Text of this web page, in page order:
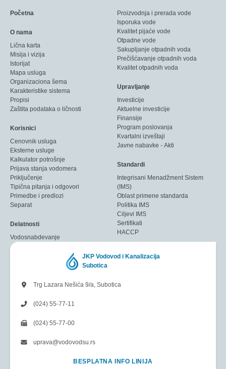
Početna
O nama
Lična karta
Misija i vizija
Istorijat
Mapa usluga
Organizaciona šema
Karakteristike sistema
Propisi
Zaštita podataka o ličnosti
Korisnici
Cenovnik usluga
Eksterne usluge
Kalkulator potrošnje
Prijava stanja vodomera
Priključenje
Tipična pitanja i odgovori
Primedbe i predlozi
Separat
Delatnosti
Vodosnabdevanje
Proizvodnja i prerada vode
Isporuka vode
Kvalitet pijaće vode
Otpadne vode
Sakupljanje otpadnih voda
Prečišćavanje otpadnih voda
Kvalitet otpadnih voda
Upravljanje
Investicije
Aktuelne investicije
Finansije
Program poslovanja
Kvartalni izveštaji
Javne nabavke - Akti
Standardi
Integrisani Menadžment Sistem
(IMS)
Oblast primene standarda
Politika IMS
Ciljevi IMS
Sertifikati
HACCP
JKP Vodovod i Kanalizacija
Subotica
Trg Lazara Nešića 9/a, Subotica
(024) 55-77-11
(024) 55-77-00
uprava@vodovodsu.rs
BESPLATNA INFO LINIJA